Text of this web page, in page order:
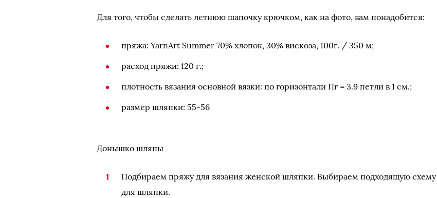
Для того, чтобы сделать летнюю шапочку крючком, как на фото, вам понадобится:
пряжа: YarnArt Summer 70% хлопок, 30% вискоза, 100г. / 350 м;
расход пряжи: 120 г.;
плотность вязания основной вязки: по горизонтали Пг = 3.9 петли в 1 см.;
размер шляпки: 55-56
Донышко шляпы
Подбираем пряжу для вязания женской шляпки. Выбираем подходящую схему
для шляпки.